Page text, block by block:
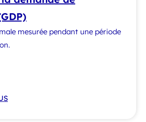
mesurée pendant une période